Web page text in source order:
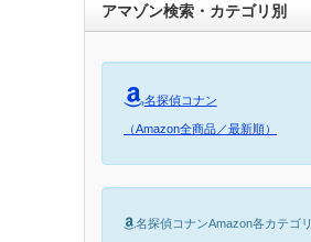
アマゾン検索・カテゴリ別
名探偵コナン
（Amazon全商品／最新順）
名探偵コナンAmazon各カテゴリ